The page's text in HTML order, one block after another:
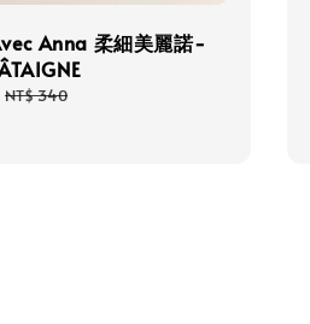
Anna 柔細美麗諾-
Regular
NT$ 340